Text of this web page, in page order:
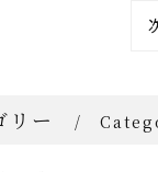
リー